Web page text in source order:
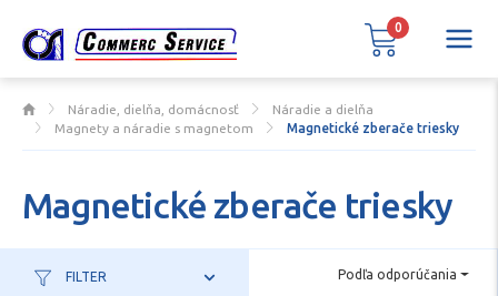
Náradie, dielňa, domácnosť
Náradie a dielňa
Magnety a náradie s magnetom
Magnetické zberače triesky
Magnetické zberače triesky
FILTER Podľa odporúčania
0